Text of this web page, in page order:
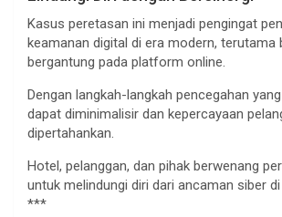
Kasus peretasan ini menjadi pengingat
keamanan digital di era modern, terutama
bergantung pada platform online.
Dengan langkah-langkah pencegahan
dapat diminimalisir dan kepercayaan
dipertahankan.
Hotel, pelanggan, dan pihak berwenang
untuk melindungi diri dari ancaman siber
***